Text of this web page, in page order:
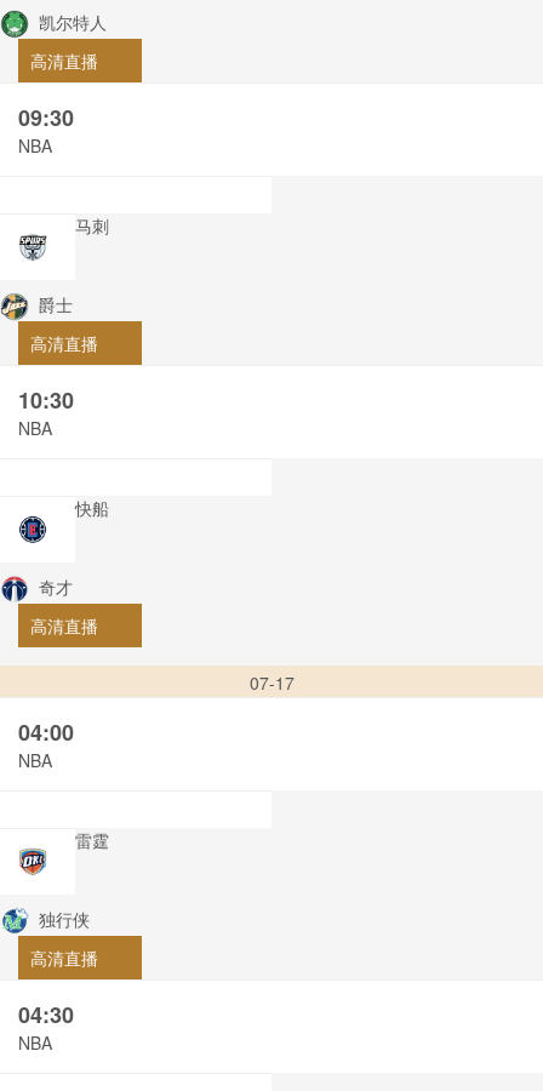
凯尔特人
高清直播
09:30
NBA
马刺
爵士
高清直播
10:30
NBA
快船
奇才
高清直播
07-17
04:00
NBA
雷霆
独行侠
高清直播
04:30
NBA